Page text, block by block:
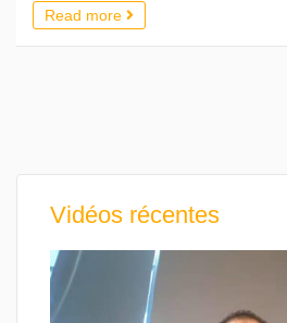
Read more
Vidéos récentes